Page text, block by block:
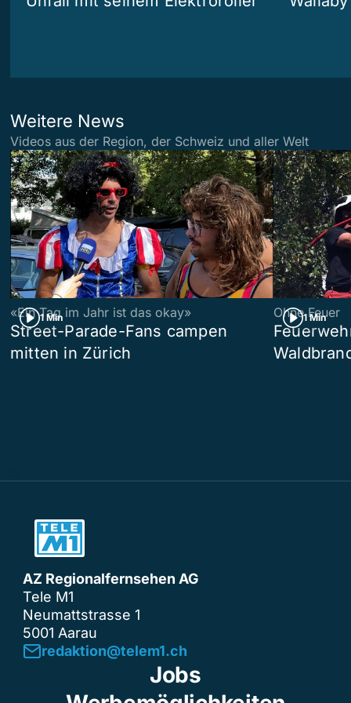
Weitere News
Videos aus der Region, der Schweiz und aller Welt
1 Min
«Ein Tag im Jahr ist das okay»
Street-Parade-Fans campen
mitten in Zürich
1 Min
Ohne Feuer
AZ Regionalfernsehen AG
Tele M1
Neumattstrasse 1
5001 Aarau
redaktion@telem1.ch
Jobs